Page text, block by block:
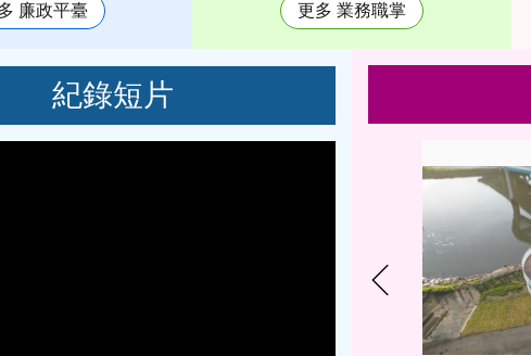
廉政平臺 更多 業務職掌
紀錄短片